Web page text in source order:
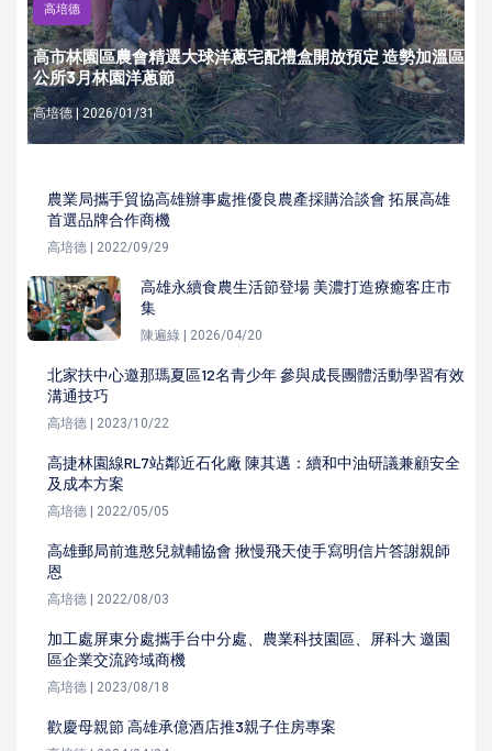
高培德
高市林園區農會精選大球洋蔥宅配禮盒開放預定 造勢加溫區
公所3月林園洋蔥節
高培德 | 2026/01/31
農業局攜手貿協高雄辦事處推優良農產採購洽談會 拓展高雄
首選品牌合作商機
高培德 | 2022/09/29
高雄永續食農生活節登場 美濃打造療癒客庄市
集
陳遍綠 | 2026/04/20
北家扶中心邀那瑪夏區12名青少年 參與成長團體活動學習有效
溝通技巧
高培德 | 2023/10/22
高捷林園線RL7站鄰近石化廠 陳其邁：續和中油研議兼顧安全
及成本方案
高培德 | 2022/05/05
高雄郵局前進憨兒就輔協會 揪慢飛天使手寫明信片答謝親師
恩
高培德 | 2022/08/03
加工處屏東分處攜手台中分處、農業科技園區、屏科大 邀園
區企業交流跨域商機
高培德 | 2023/08/18
歡慶母親節 高雄承億酒店推3親子住房專案